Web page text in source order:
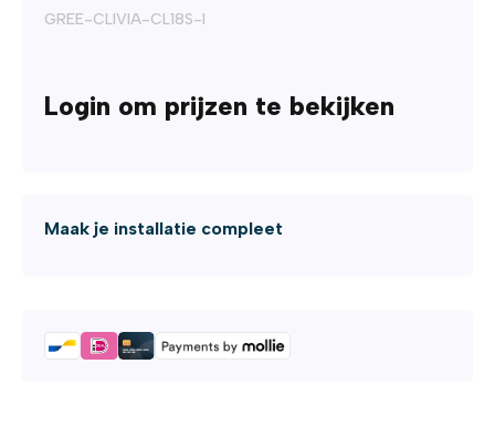
GREE-CLIVIA-CL18S-I
Login om prijzen te bekijken
Maak je installatie compleet